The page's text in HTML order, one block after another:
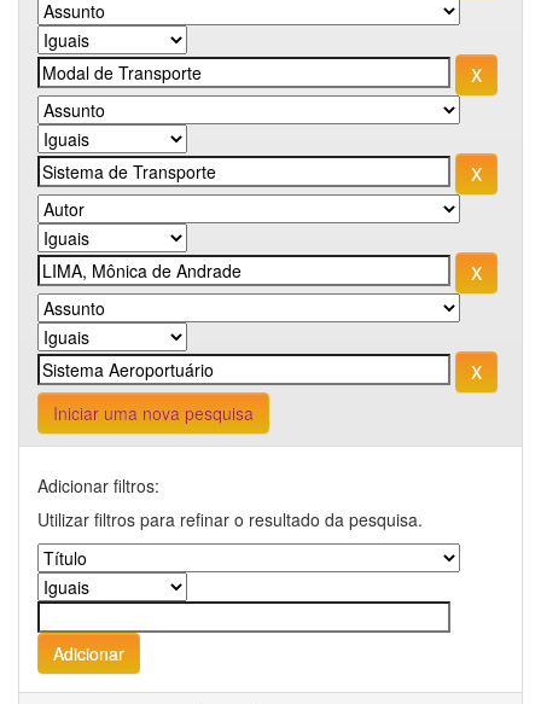
Iniciar uma nova pesquisa
Adicionar filtros:
Utilizar filtros para refinar o resultado da pesquisa.